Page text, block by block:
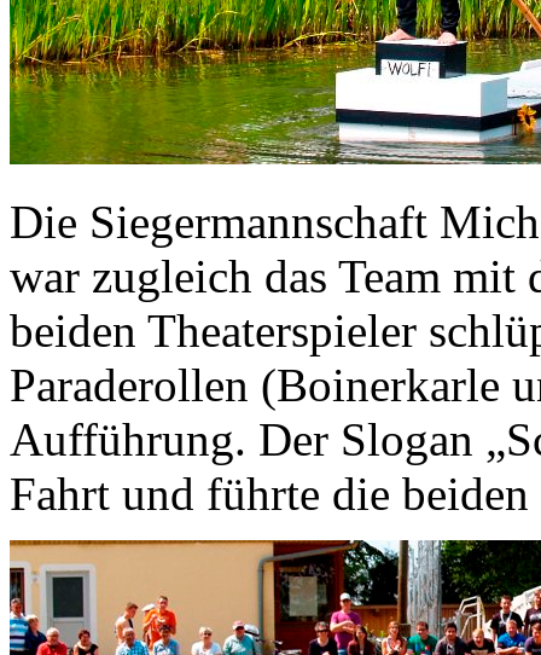
Die Siegermannschaft
war zugleich das Team
beiden Theaterspieler
Paraderollen (Boinerkarle
Aufführung. Der Slogan
Fahrt und führte die